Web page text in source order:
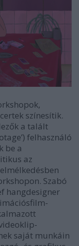
színesítik.
a talált
felhasználó
be a
az
Szabó
hangdesigner
saját munkáin